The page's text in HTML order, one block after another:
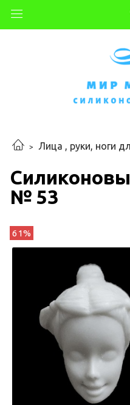
Лица , руки, ноги
№ 53
61%